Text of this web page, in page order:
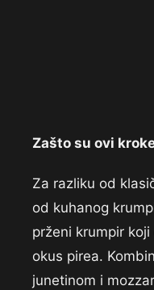
Zašto su ovi
Za razliku od
od kuhanog
prženi krumpir
okus pirea.
junetinom i